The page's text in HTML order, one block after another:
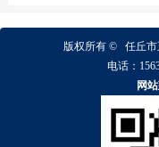
版权所有 © 任丘
电话：
网